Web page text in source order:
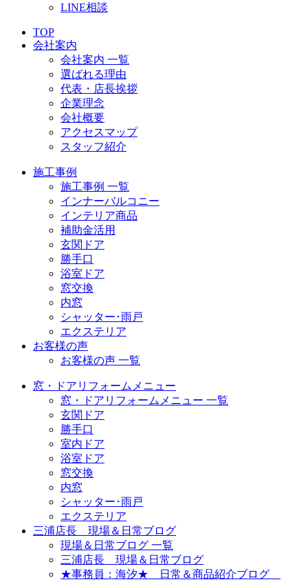
LINE相談
TOP
会社案内
会社案内 一覧
選ばれる理由
代表・店長挨拶
企業理念
会社概要
アクセスマップ
スタッフ紹介
施工事例
施工事例 一覧
インナーバルコニー
インテリア商品
補助金活用
玄関ドア
勝手口
浴室ドア
窓交換
内窓
シャッター･雨戸
エクステリア
お客様の声
お客様の声 一覧
窓・ドアリフォームメニュー
窓・ドアリフォームメニュー 一覧
玄関ドア
勝手口
室内ドア
浴室ドア
窓交換
内窓
シャッター･雨戸
エクステリア
三浦店長 現場＆日常ブログ
現場＆日常ブログ 一覧
三浦店長 現場＆日常ブログ
★事務員：海汐★ 日常＆商品紹介ブログ